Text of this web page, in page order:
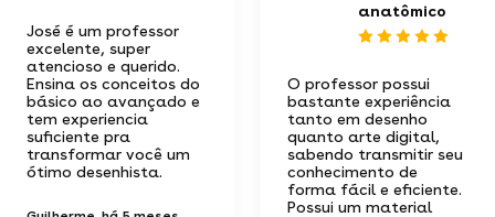
José é um professor
excelente, super
atencioso e querido.
Ensina os conceitos do
básico ao avançado e
tem experiencia
suficiente pra
transformar você um
ótimo desenhista.
anatômico
O professor possui
bastante experiência
tanto em desenho
quanto arte digital,
sabendo transmitir seu
conhecimento de
forma fácil e eficiente.
Possui um material